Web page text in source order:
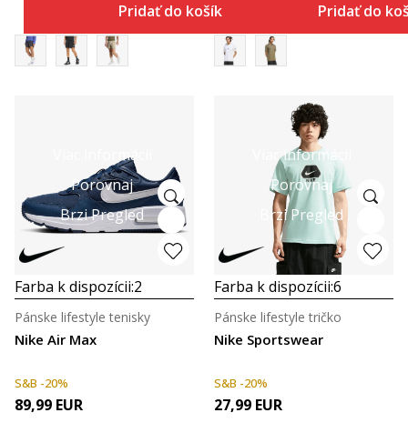
Pridať do košíka Pridať do
Viac informácií
Porovnaj
Brzi Pregled
Farba k dispozícii:2
Nike Air Max
Pánske lifestyle tenisky
S&B -20%
89,99 EUR
Viac informácií
Porovnaj
Brzi Pregled
Farba k dispozícii:6
Nike Sportswear
Pánske lifestyle tričko
S&B -20%
27,99 EUR